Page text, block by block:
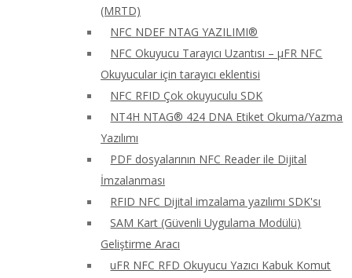
(MRTD)
NFC NDEF NTAG YAZILIMI®
NFC Okuyucu Tarayıcı Uzantısı – μFR NFC
Okuyucular için tarayıcı eklentisi
NFC RFID Çok okuyuculu SDK
NT4H NTAG® 424 DNA Etiket Okuma/Yazma
Yazılımı
PDF dosyalarının NFC Reader ile Dijital
İmzalanması
RFID NFC Dijital imzalama yazılımı SDK'sı
SAM Kart (Güvenli Uygulama Modülü)
Geliştirme Aracı
uFR NFC RFD Okuyucu Yazıcı Kabuk Komut